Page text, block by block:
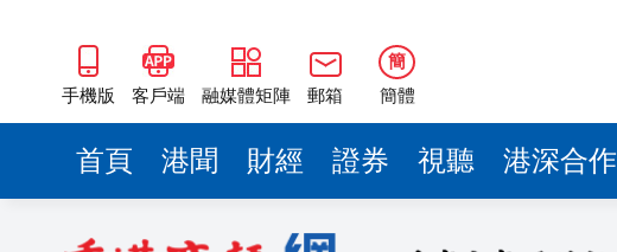
手機版 客戶端 融媒體矩陣 郵箱
簡
簡體
首頁 港聞 財經 證券 視聽 港深合作
宏福苑大火丨陸啟康：9個月內完成報告
旅發局「國泰新春國際匯演之夜」觀眾
「與徐悲鴻的時空對話」開幕 徐悲鴻女
54歲荷蘭王后作為預備役軍人參軍